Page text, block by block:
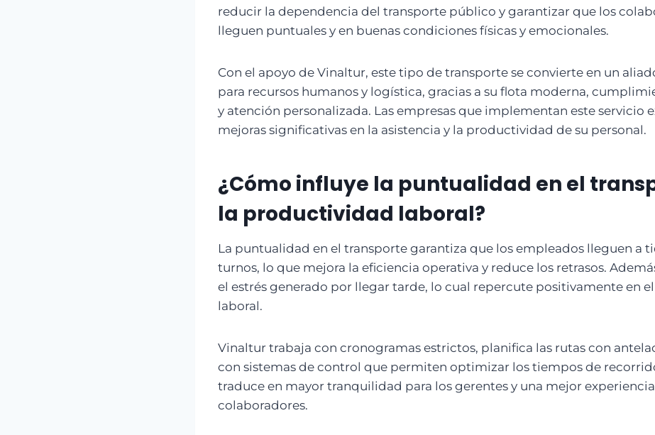
reducir la dependencia del transporte público y garantizar que los
lleguen puntuales y en buenas condiciones físicas y emocionales.
Con el apoyo de Vinaltur, este tipo de transporte se convierte en un
para recursos humanos y logística, gracias a su flota moderna,
y atención personalizada. Las empresas que implementan este servicio
mejoras significativas en la asistencia y la productividad de su personal.
¿Cómo influye la puntualidad en el
la productividad laboral?
La puntualidad en el transporte garantiza que los empleados lleguen a
turnos, lo que mejora la eficiencia operativa y reduce los retrasos.
el estrés generado por llegar tarde, lo cual repercute positivamente en
laboral.
Vinaltur trabaja con cronogramas estrictos, planifica las rutas con
con sistemas de control que permiten optimizar los tiempos de
traduce en mayor tranquilidad para los gerentes y una mejor
colaboradores.